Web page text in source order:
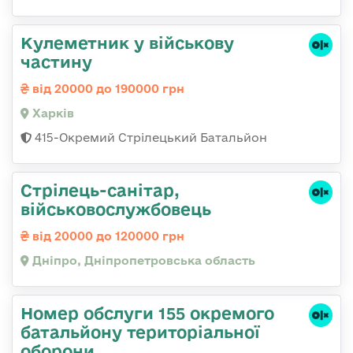
Кулеметник у військову
частину
від 20000 до 190000 грн
Харків
415-Окремий Стрілецький Батальйон
Стрілець-санітар,
військовослужбовець
від 20000 до 120000 грн
Дніпро, Дніпропетровська область
Номер обслуги 155 окремого
батальйону територіальної